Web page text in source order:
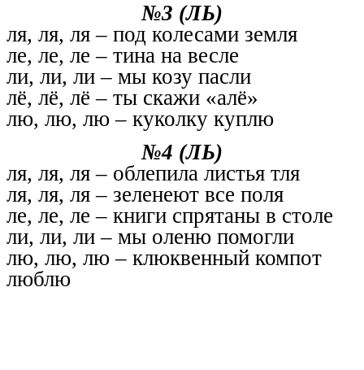
№3 (ЛЬ)
ля, ля, ля – под колесами земля
ле, ле, ле – тина на весле
ли, ли, ли – мы козу пасли
лё, лё, лё – ты скажи «алё»
лю, лю, лю – куколку куплю
№4 (ЛЬ)
ля, ля, ля – облепила листья тля
ля, ля, ля – зеленеют все поля
ле, ле, ле – книги спрятаны в столе
ли, ли, ли – мы оленю помогли
лю, лю, лю – клюквенный компот
люблю